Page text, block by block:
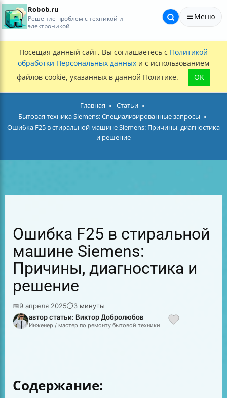
Robob.ru
Решение проблем с техникой и
электроникой
Меню
Посещая данный сайт, Вы соглашаетесь с Политикой
обработки Персональных данных и с использованием
файлов cookie, указанных в данной Политике.
OK
Главная
Статьи
Бытовая техника Siemens: Специализированные запросы
Ошибка F25 в стиральной машине Siemens: Причины, диагностика
и решение
Ошибка F25 в стиральной
машине Siemens:
Причины, диагностика и
решение
📅9 апреля 2025⏱3 минуты
автор статьи: Виктор Добролюбов
Инженер / мастер по ремонту бытовой техники
Содержание: